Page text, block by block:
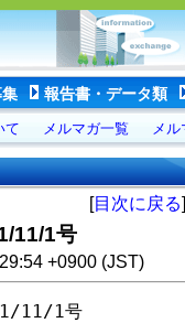
報告書・データ類
て メルマガ一覧 メ
[目次に戻る]
11/1号
+0900 (JST)
11/1号